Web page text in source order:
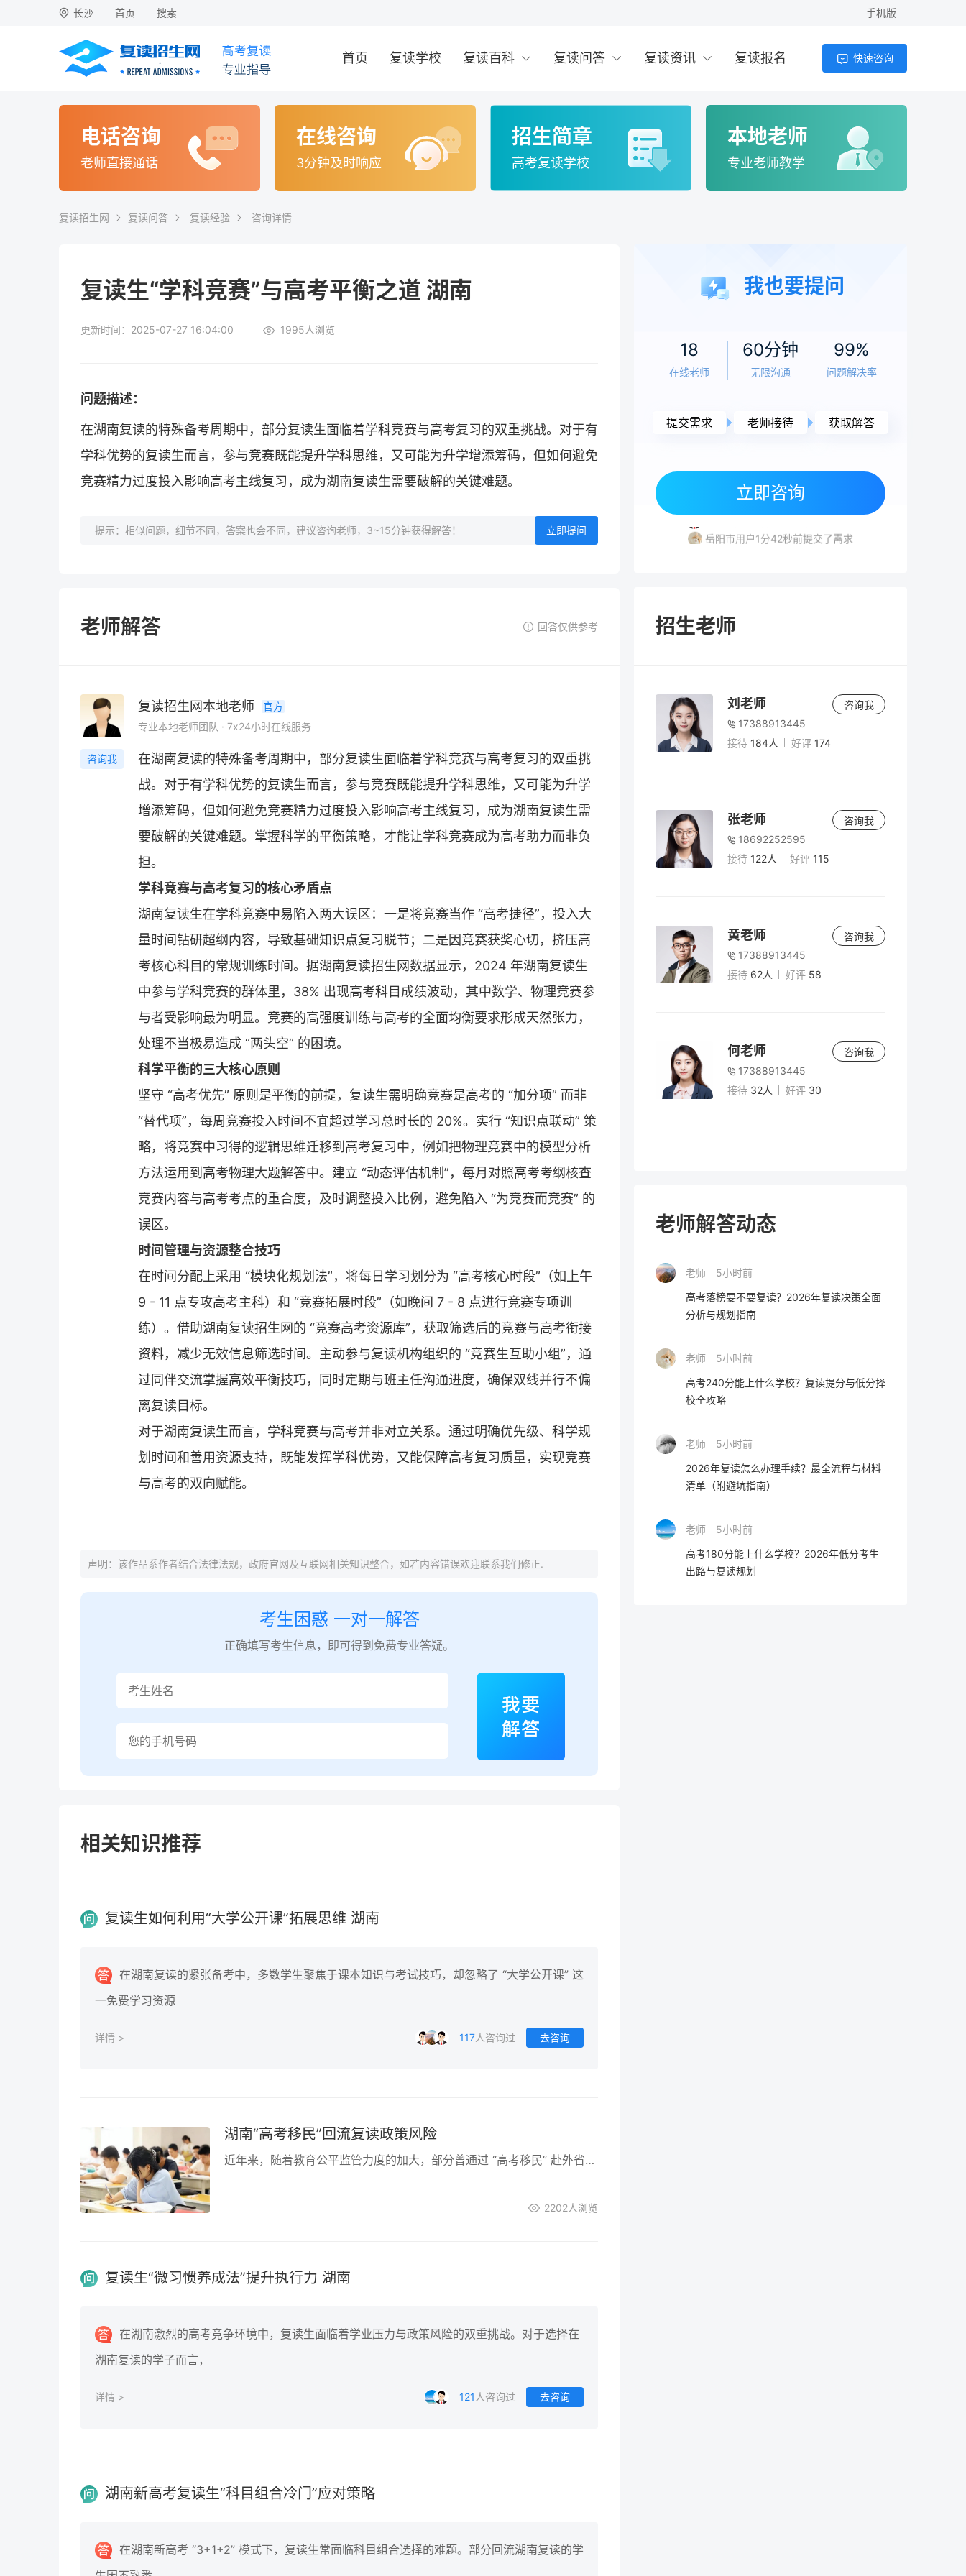
长沙 首页 搜索 手机版
首页 复读学校 复读百科 复读问答 复读资讯 复读报名 快速咨询
电话咨询
老师直接通话
在线咨询
3分钟及时响应
招生简章
高考复读学校
本地老师
专业老师教学
复读招生网 复读问答 复读经验 咨询详情
复读生“学科竞赛”与高考平衡之道 湖南
更新时间：2025-07-27 16:04:00 1995 人浏览
问题描述：
在湖南复读的特殊备考周期中，部分复读生面临着学科竞赛与高考复习的双重挑战。对于有
学科优势的复读生而言，参与竞赛既能提升学科思维，又可能为升学增添筹码，但如何避免
竞赛精力过度投入影响高考主线复习，成为湖南复读生需要破解的关键难题。
提示：相似问题，细节不同，答案也会不同，建议咨询老师，3~15分钟获得解答！ 立即提问
老师解答 回答仅供参考
咨询我
复读招生网本地老师
官方
专业本地老师团队 · 7x24小时在线服务
在湖南复读的特殊备考周期中，部分复读生面临着学科竞赛与高考复习的双重挑
战。对于有学科优势的复读生而言，参与竞赛既能提升学科思维，又可能为升学
增添筹码，但如何避免竞赛精力过度投入影响高考主线复习，成为湖南复读生需
要破解的关键难题。掌握科学的平衡策略，才能让学科竞赛成为高考助力而非负
担。
学科竞赛与高考复习的核心矛盾点
湖南复读生在学科竞赛中易陷入两大误区：一是将竞赛当作 “高考捷径”，投入大
量时间钻研超纲内容，导致基础知识点复习脱节；二是因竞赛获奖心切，挤压高
考核心科目的常规训练时间。据湖南复读招生网数据显示，2024 年湖南复读生
中参与学科竞赛的群体里，38% 出现高考科目成绩波动，其中数学、物理竞赛参
与者受影响最为明显。竞赛的高强度训练与高考的全面均衡要求形成天然张力，
处理不当极易造成 “两头空” 的困境。
科学平衡的三大核心原则
坚守 “高考优先” 原则是平衡的前提， 复读生需明确竞赛是高考的 “加分项” 而非
“替代项”，每周竞赛投入时间不宜超过学习总时长的 20%。实行 “知识点联动” 策
略，将竞赛中习得的逻辑思维迁移到高考复习中，例如把物理竞赛中的模型分析
方法运用到高考物理大题解答中。建立 “动态评估机制”，每月对照高考考纲核查
竞赛内容与高考考点的重合度，及时调整投入比例，避免陷入 “为竞赛而竞赛” 的
误区。
时间管理与资源整合技巧
在时间分配上采用 “模块化规划法”，将每日学习划分为 “高考核心时段”（如上午
9 - 11 点专攻高考主科）和 “竞赛拓展时段”（如晚间 7 - 8 点进行竞赛专项训
练）。借助湖南复读招生网的 “竞赛高考资源库”，获取筛选后的竞赛与高考衔接
资料，减少无效信息筛选时间。主动参与复读机构组织的 “竞赛生互助小组”，通
过同伴交流掌握高效平衡技巧，同时定期与班主任沟通进度，确保双线并行不偏
离复读目标。
对于湖南复读生而言，学科竞赛与高考并非对立关系。通过明确优先级、科学规
划时间和善用资源支持，既能发挥学科优势，又能保障高考复习质量，实现竞赛
与高考的双向赋能。
声明：该作品系作者结合法律法规，政府官网及互联网相关知识整合，如若内容错误欢迎联系我们修正.
考生困惑 一对一解答
正确填写考生信息，即可得到免费专业答疑。
相关知识推荐
复读生如何利用“大学公开课”拓展思维 湖南
在湖南复读的紧张备考中，多数学生聚焦于课本知识与考试技巧，却忽略了 “大学公开课” 这
一免费学习资源
详情 > 117人咨询过 去咨询
湖南“高考移民”回流复读政策风险
近年来，随着教育公平监管力度的加大，部分曾通过 “高考移民” 赴外省参加考试的湖南籍学生，选择回流原籍复读备考。然而，这种回流行为潜藏着多重政策风险，需引起复读生及家长的高度重视。湖南作为高考大省，教育政策对户籍、学籍的审核日趋严格，盲目回流可能面临报名受阻、资格取消等问题。
2202人浏览
复读生“微习惯养成法”提升执行力 湖南
在湖南激烈的高考竞争环境中，复读生面临着学业压力与政策风险的双重挑战。对于选择在
湖南复读的学子而言，
详情 > 121 人咨询过 去咨询
湖南新高考复读生“科目组合冷门”应对策略
在湖南新高考 “3+1+2” 模式下，复读生常面临科目组合选择的难题。部分回流湖南复读的学
我也要提问
18
在线老师
60分钟
无限沟通
99%
问题解决率
提交需求 老师接待 获取解答
立即咨询
株洲市用户4分24秒前提交了需求
长沙市用户6分31秒前提交了需求
株洲市用户3分32秒前提交了需求
岳阳市用户1分42秒前提交了需求
招生老师
刘老师
17388913445
接待 184人 好评 174
咨询我
张老师
18692252595
接待 122人 好评 115
咨询我
黄老师
17388913445
接待 62人 好评 58
咨询我
何老师
17388913445
接待 32人 好评 30
咨询我
老师解答动态
老师
4小时前
2026年300多分理科能上什么大学？复读提
老师
4小时前
高考200多分能上什么学校？2026年低分考
生择校全攻略
高考200分可以上的大学有哪些？2026年低
分考生出路与复读分析
老师
2026年复读生高考报名全流程指南 | 官方政
策与实操步骤
老师
5小时前
高考落榜要不要复读？2026年复读决策全面
分析与规划指南
老师
5小时前
高考240分能上什么学校？复读提分与低分择
校全攻略
老师
5小时前
2026年复读怎么办理手续？最全流程与材料
清单（附避坑指南）
老师
5小时前
高考180分能上什么学校？2026年低分考生
出路与复读规划